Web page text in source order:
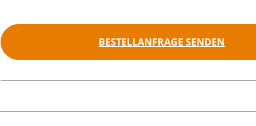
BESTELLANFRAGE SENDEN